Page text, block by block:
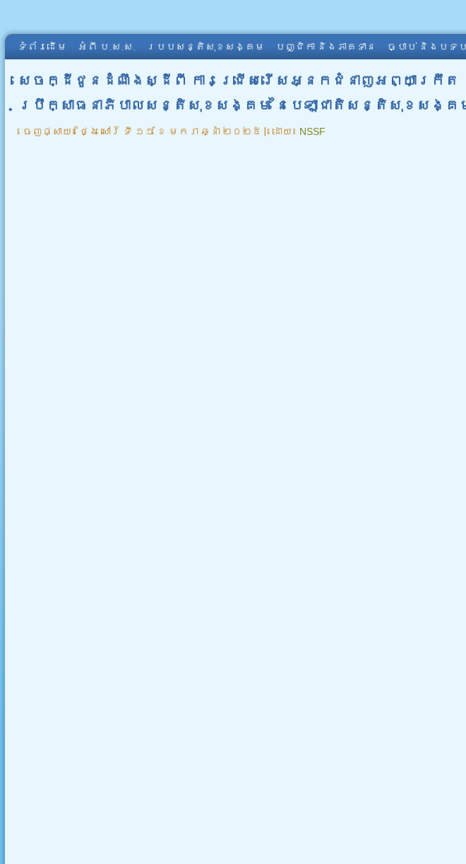
ទំព័រដើម អំពី​ ប.ស.ស. របបសន្តិសុខសង្គម បញ្ជិកា និងភាគទាន ច្បាប់ និងបទប
សេចក្ដីជូនដំណឹងស្ដីពី ការជ្រើសរើសអ្នកជំនាញអព្យាក្រឹត
ប្រឹក្សាធនាភិបាលសន្តិសុខសង្គម នៃបេឡាជាតិសន្តិសុខសង្គ
ចេញផ្សាយ៖ ថ្ងៃ សៅរ៍ ទី ១១ ខែ មករា ឆ្នាំ ២០២៥ | ដោយ៖ NSSF